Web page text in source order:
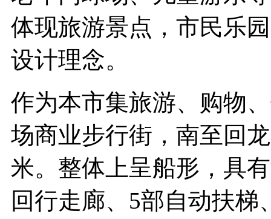
体现旅游景点，市民乐
设计理念。
作为本市集旅游、购物
场商业步行街，南至回
米。整体上呈船形，具
回行走廊、5部自动扶